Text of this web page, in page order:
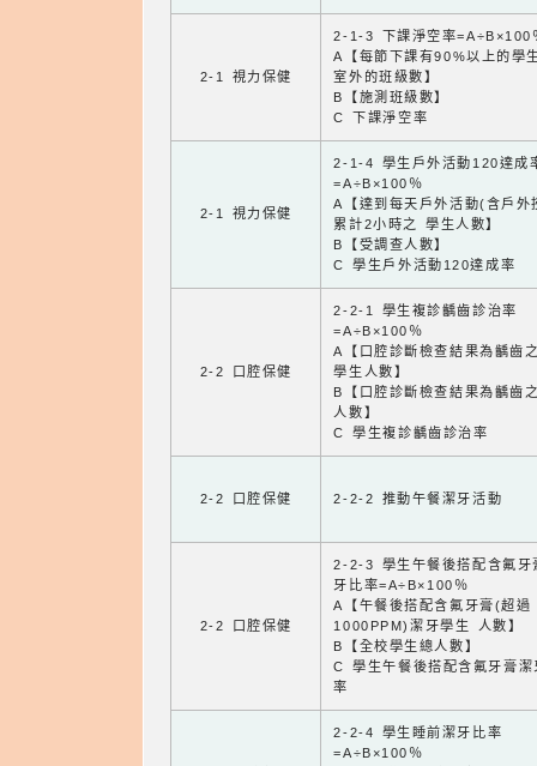
2-1 視力保健
2-1-3 下課淨空率=A÷B×100
A【每節下課有90%以上的學
室外的班級數】
B【施測班級數】
C 下課淨空率
2-1 視力保健
2-1-4 學生戶外活動120達成
=A÷B×100％
A【達到每天戶外活動(含戶外
累計2小時之 學生人數】
B【受調查人數】
C 學生戶外活動120達成率
2-2 口腔保健
2-2-1 學生複診齲齒診治率
=A÷B×100％
A【口腔診斷檢查結果為齲齒
學生人數】
B【口腔診斷檢查結果為齲齒
人數】
C 學生複診齲齒診治率
2-2 口腔保健 2-2-2 推動午餐潔牙活動
2-2 口腔保健
2-2-3 學生午餐後搭配含氟牙
牙比率=A÷B×100％
A【午餐後搭配含氟牙膏(超過
1000PPM)潔牙學生 人數】
B【全校學生總人數】
C 學生午餐後搭配含氟牙膏潔
率
2-2-4 學生睡前潔牙比率
=A÷B×100％